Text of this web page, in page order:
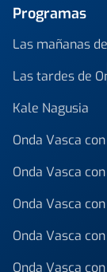
Programas
Las mañanas
Las tardes de
Kale Nagusia
Onda Vasca
Onda Vasca
Onda Vasca
Onda Vasca
Onda Vasca